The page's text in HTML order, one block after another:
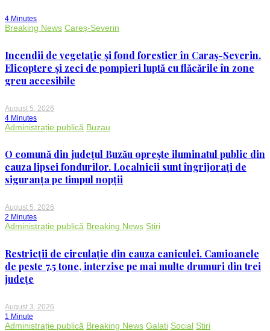
4 Minutes
Breaking News Careș-Severin
Incendii de vegetație și fond forestier în Caraș-Severin.
Elicoptere și zeci de pompieri luptă cu flăcările în zone
greu accesibile
August 5, 2026
4 Minutes
Administrație publică Buzau
O comună din județul Buzău oprește iluminatul public din
cauza lipsei fondurilor. Localnicii sunt îngrijorați de
siguranța pe timpul nopții
August 5, 2026
2 Minutes
Administrație publică Breaking News Stiri
Restricții de circulație din cauza caniculei. Camioanele
de peste 7,5 tone, interzise pe mai multe drumuri din trei
județe
August 3, 2026
1 Minute
Administrație publică Breaking News Galati Social Stiri